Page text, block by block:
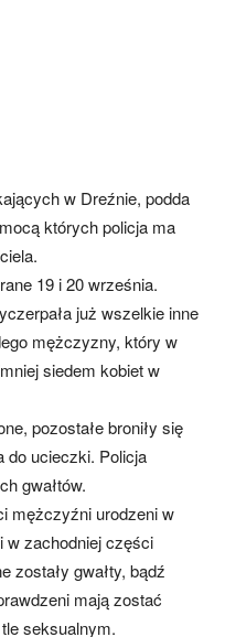
w Dreźnie, podda
których policja ma
19 i 20 września.
już wszelkie inne
mężczyzny, który w
siedem kobiet w
pozostałe broniły się
do ucieczki. Policja
gwałtów.
mężczyźni urodzeni w
w zachodniej części
zostały gwałty, bądź
mają zostać
seksualnym.